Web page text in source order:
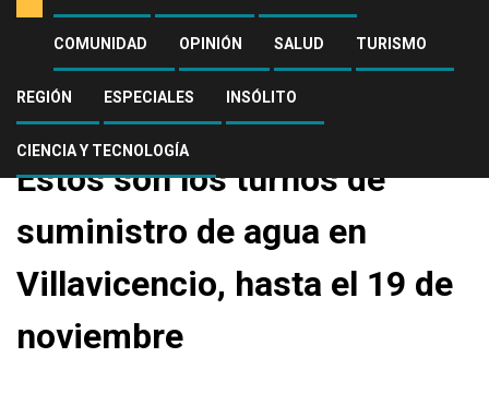
COMUNIDAD OPINIÓN SALUD TURISMO
REGIÓN ESPECIALES INSÓLITO
CIENCIA Y TECNOLOGÍA
Comunidad
Estos son los turnos de suministro de agua en Villavicencio, hasta el 19
de noviembre
Comunidad
Estos son los turnos de
suministro de agua en
Villavicencio, hasta el 19 de
noviembre